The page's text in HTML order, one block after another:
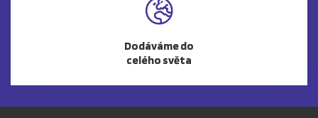
Dodáváme do
celého světa